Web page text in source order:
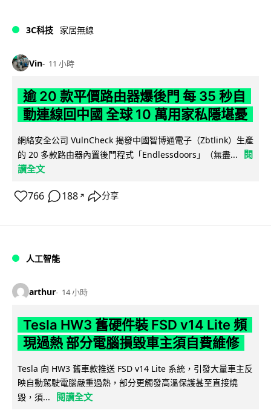
3C科技 家居無線
Vin 11 小時
逾 20 款平價路由器爆後門 每 35 秒自
動連線回中國 全球 10 萬用家私隱堪憂
網絡安全公司 VulnCheck 揭發中國智博通電子（Zbtlink）生產
的 20 多款路由器內置後門程式「Endlessdoors」（無盡...
閱
讀全文
766 188 ↗ 分享
人工智能
arthur 14 小時
Tesla HW3 舊硬件裝 FSD v14 Lite 頻
現過熱 部分電腦損毀車主須自費維修
Tesla 向 HW3 舊車款推送 FSD v14 Lite 系統，引發大量車主反
映自動駕駛電腦嚴重過熱，部分更觸發高溫保護甚至直接燒
毀，須...
閱讀全文